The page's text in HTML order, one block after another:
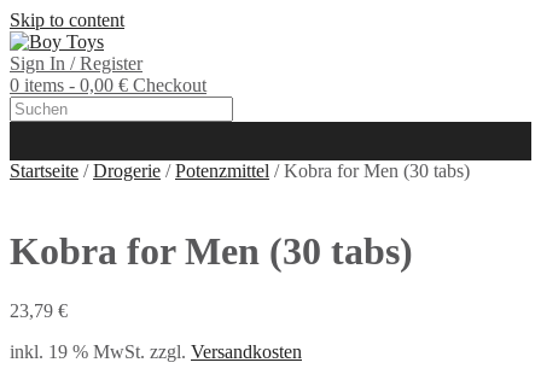
Skip to content
Sign In / Register
0 items - 0,00 € Checkout
Startseite /Drogerie /Potenzmittel / Kobra for Men (30 tabs)
Kobra for Men (30 tabs)
23,79 €
inkl. 19 % MwSt. zzgl. Versandkosten